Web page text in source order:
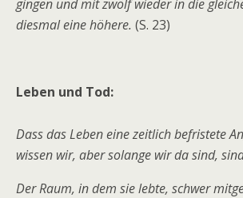
gingen und mit zwölf wieder in die
diesmal eine höhere. (S. 23)
Leben und Tod:
Dass das Leben eine zeitlich befristete
wissen wir, aber solange wir da sind,
Der Raum, in dem sie lebte, schwer